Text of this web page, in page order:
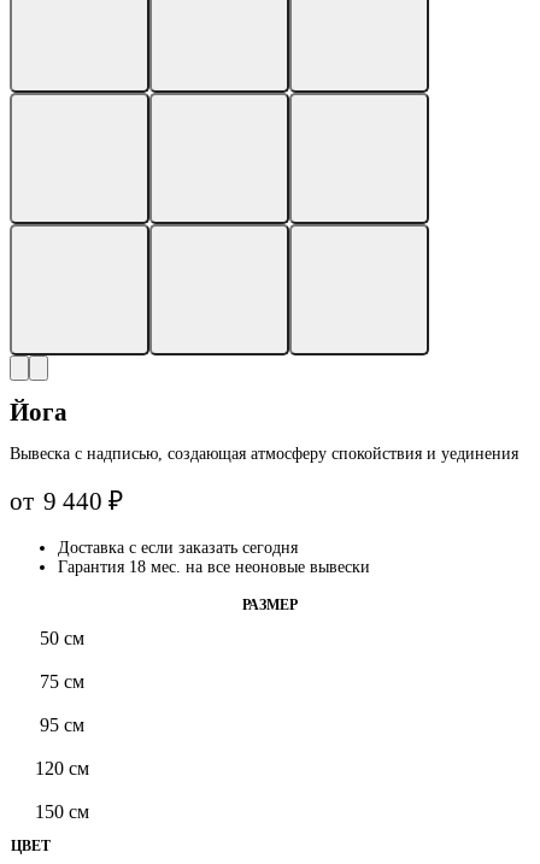
Йога
Вывеска с надписью, создающая атмосферу спокойствия и уединения
от 9 440₽
Доставка с если заказать сегодня
Гарантия 18 мес. на все неоновые вывески
РАЗМЕР
50 см
75 см
95 см
120 см
150 см
ЦВЕТ